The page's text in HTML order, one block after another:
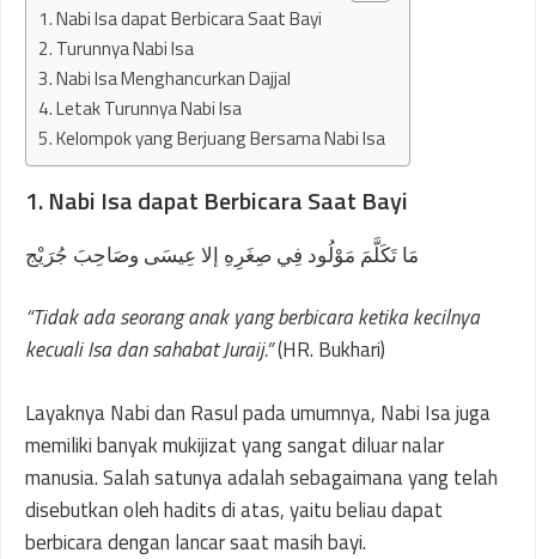
1. Nabi Isa dapat Berbicara Saat Bayi
2. Turunnya Nabi Isa
3. Nabi Isa Menghancurkan Dajjal
4. Letak Turunnya Nabi Isa
5. Kelompok yang Berjuang Bersama Nabi Isa
1. Nabi Isa dapat Berbicara Saat Bayi
مَا تَكَلَّمَ مَوْلُود فِي صِغَرِهِ إلا عِيسَى وصَاحِبَ جُرَيْج
“Tidak ada seorang anak yang berbicara ketika kecilnya
kecuali Isa dan sahabat Juraij.”(HR. Bukhari)
Layaknya Nabi dan Rasul pada umumnya, Nabi Isa juga
memiliki banyak mukijizat yang sangat diluar nalar
manusia. Salah satunya adalah sebagaimana yang telah
disebutkan oleh hadits di atas, yaitu beliau dapat
berbicara dengan lancar saat masih bayi.